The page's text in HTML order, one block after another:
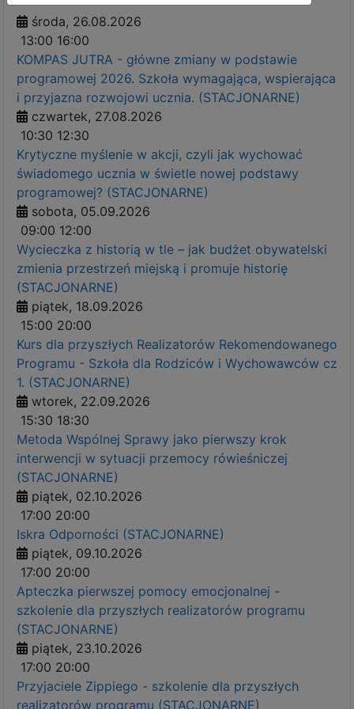
środa, 26.08.2026
13:00 16:00
KOMPAS JUTRA - główne zmiany w podstawie
programowej 2026. Szkoła wymagająca, wspierająca
i przyjazna rozwojowi ucznia. (STACJONARNE)
czwartek, 27.08.2026
10:30 12:30
Krytyczne myślenie w akcji, czyli jak wychować
świadomego ucznia w świetle nowej podstawy
programowej? (STACJONARNE)
sobota, 05.09.2026
09:00 12:00
Wycieczka z historią w tle – jak budżet obywatelski
zmienia przestrzeń miejską i promuje historię
(STACJONARNE)
piątek, 18.09.2026
15:00 20:00
Kurs dla przyszłych Realizatorów Rekomendowanego
Programu - Szkoła dla Rodziców i Wychowawców cz
1. (STACJONARNE)
wtorek, 22.09.2026
15:30 18:30
Metoda Wspólnej Sprawy jako pierwszy krok
interwencji w sytuacji przemocy rówieśniczej
(STACJONARNE)
piątek, 02.10.2026
17:00 20:00
Iskra Odporności (STACJONARNE)
piątek, 09.10.2026
17:00 20:00
Apteczka pierwszej pomocy emocjonalnej -
szkolenie dla przyszłych realizatorów programu
(STACJONARNE)
piątek, 23.10.2026
17:00 20:00
Przyjaciele Zippiego - szkolenie dla przyszłych
realizatorów programu (STACJONARNE)